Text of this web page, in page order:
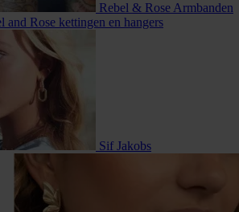
Rebel & Rose Armbanden
and Rose kettingen en hangers
Sif Jakobs